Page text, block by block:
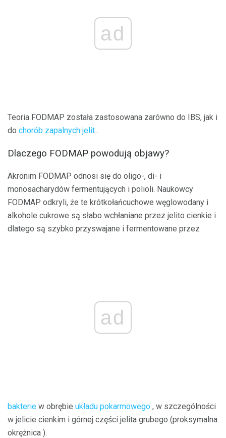
ad
Teoria FODMAP została zastosowana zarówno do IBS, jak i
do chorób zapalnych jelit .
Dlaczego FODMAP powodują objawy?
Akronim FODMAP odnosi się do oligo-, di- i
monosacharydów fermentujących i polioli. Naukowcy
FODMAP odkryli, że te krótkołańcuchowe węglowodany i
alkohole cukrowe są słabo wchłaniane przez jelito cienkie i
dlatego są szybko przyswajane i fermentowane przez
ad
bakterie w obrębie układu pokarmowego , w szczególności
w jelicie cienkim i górnej części jelita grubego (proksymalna
okrężnica ).